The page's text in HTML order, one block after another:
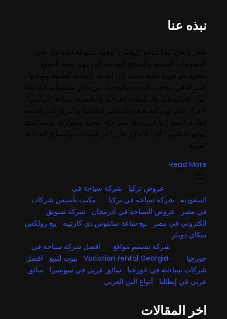
نبذه عنا
Read More
عروض تركيا
شركة سياحة في
السعودية
شركة سياحة في تركيا
مكتب تأسيس شركات
في مصر
عروض السياحة في أذربيجان
شركة تسويق
الكتروني في مصر
بيع ساعة سانتوس دي كارتييه
بيع رولكس
سكاي دويلر
شركة تصميم مواقع
افضل شركة سياحة في
جورجيا
Vacation rental Georgia بيوت للبيع
افضل
شركات سياحية في جورجيا
سائق عربي في سويسرا
سائق
عربي في إيطاليا
أنواع البن العربي
اخر المقالات